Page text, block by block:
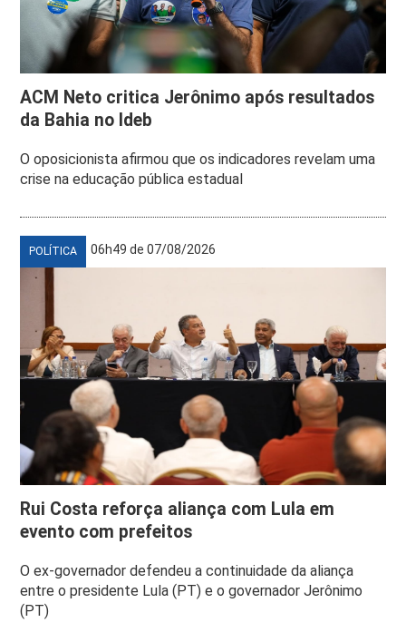
ACM Neto critica Jerônimo após resultados
da Bahia no Ideb
O oposicionista afirmou que os indicadores revelam uma
crise na educação pública estadual
POLÍTICA 06h49 de 07/08/2026
Rui Costa reforça aliança com Lula em
evento com prefeitos
O ex-governador defendeu a continuidade da aliança
entre o presidente Lula (PT) e o governador Jerônimo
(PT)